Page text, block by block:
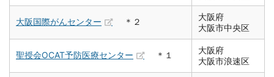
大阪国際がんセンター ＊２
大阪府
大阪市中央区
聖授会OCAT予防医療センター ＊１
大阪府
大阪市浪速区